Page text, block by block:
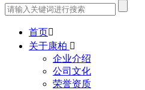
首页
关于康柏 
企业介绍
公司文化
荣誉资质